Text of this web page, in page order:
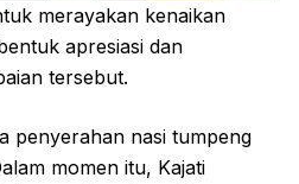
merayakan kenaikan
apresiasi dan
tersebut.
penyerahan nasi tumpeng
momen itu, Kajati